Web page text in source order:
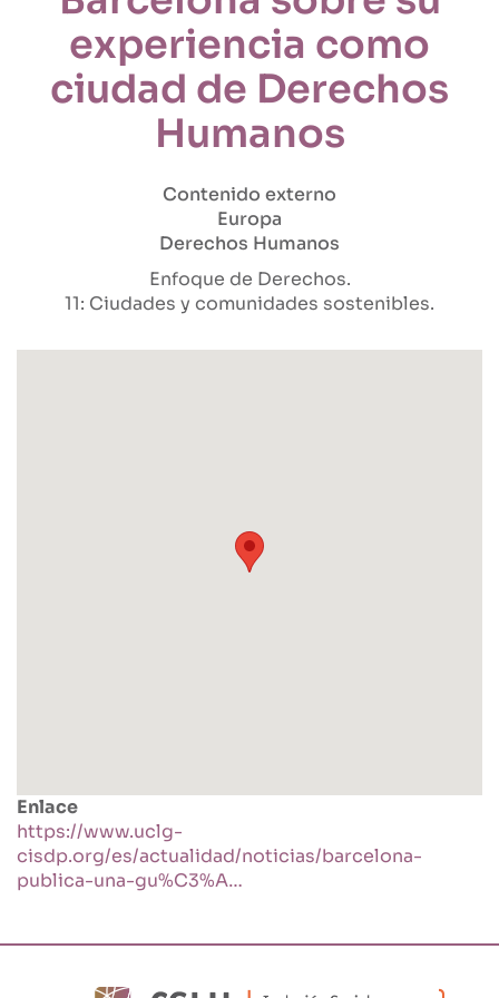
experiencia como
ciudad de Derechos
Humanos
Contenido externo
Europa
Derechos Humanos
Enfoque de Derechos
11: Ciudades y comunidades sostenibles
Enlace
https://www.uclg-
cisdp.org/es/actualidad/noticias/barcelona-
publica-una-gu%C3%A…